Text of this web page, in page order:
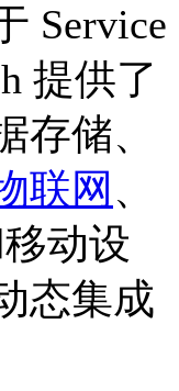
Service
提供了
存储、
联网 、
移动设
态集成